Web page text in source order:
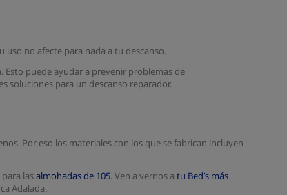
no afecte para nada a tu descanso.
Esto puede ayudar a prevenir problemas de
soluciones para un descanso reparador.
Por eso los materiales con los que se fabrican incluyen
para lasalmohadas de 105. Ven a vernos a tu Bed’s más
Adalada.